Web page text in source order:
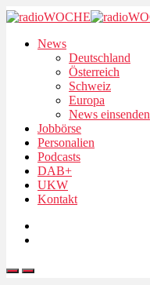
News
Deutschland
Österreich
Schweiz
Europa
News einsenden
Jobbörse
Personalien
Podcasts
DAB+
UKW
Kontakt